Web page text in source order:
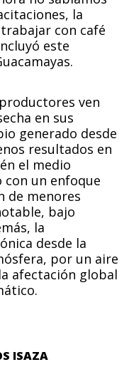
la
con café
este
ven
en sus
generado desde
resultados en
el medio
con un enfoque
de menores
bajo
la
desde la
por un aire
afectación global
ISAZA